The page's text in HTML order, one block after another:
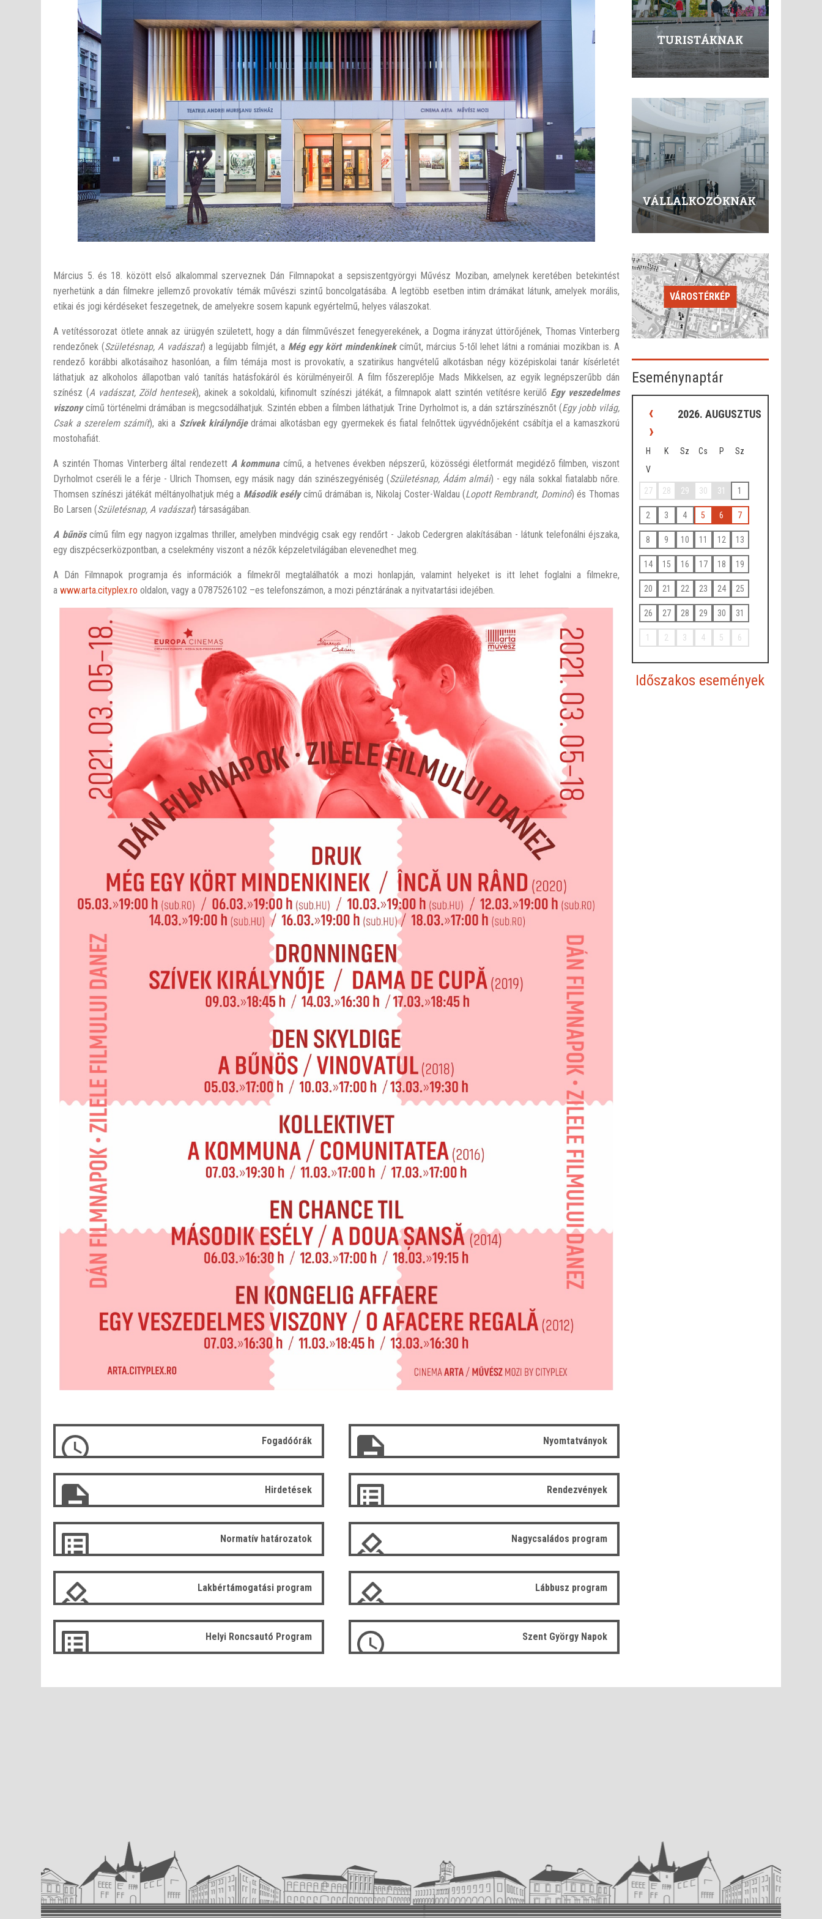
Március 5. és 18. között első alkalommal szerveznek Dán Filmnapokat a sepsiszentgyörgyi Művész Moziban, amelynek keretében betekintést
nyerhetünk a dán filmekre jellemző provokatív témák művészi szintű boncolgatásába. A legtöbb esetben intim drámákat látunk, amelyek morális,
etikai és jogi kérdéseket feszegetnek, de amelyekre sosem kapunk egyértelmű, helyes válaszokat.
A vetítéssorozat ötlete annak az ürügyén született, hogy a dán filmművészet fenegyerekének, a Dogma irányzat úttörőjének, Thomas Vinterberg
rendezőnek (Születésnap, A vadászat) a legújabb filmjét, a Még egy kört mindenkinekcíműt, március 5-től lehet látni a romániai mozikban is. A
rendező korábbi alkotásaihoz hasonlóan, a film témája most is provokatív, a szatirikus hangvételű alkotásban négy középiskolai tanár kísérletét
láthatjuk az alkoholos állapotban való tanítás hatásfokáról és körülményeiről. A film főszereplője Mads Mikkelsen, az egyik legnépszerűbb dán
színész (A vadászat, Zöld hentesek), akinek a sokoldalú, kifinomult színészi játékát, a filmnapok alatt szintén vetítésre kerülő Egy veszedelmes
viszonycímű történelmi drámában is megcsodálhatjuk. Szintén ebben a filmben láthatjuk Trine Dyrholmot is, a dán sztárszínésznőt (Egy jobb világ,
Csak a szerelem számít), aki a Szívek királynőjedrámai alkotásban egy gyermekek és fiatal felnőttek ügyvédnőjeként csábítja el a kamaszkorú
mostohafiát.
A szintén Thomas Vinterberg által rendezett A kommunacímű, a hetvenes években népszerű, közösségi életformát megidéző filmben, viszont
Dyrholmot cseréli le a férje - Ulrich Thomsen, egy másik nagy dán szinészegyéniség (Születésnap, Ádám almái) - egy nála sokkal fiatalabb nőre.
Thomsen színészi játékát méltányolhatjuk még a Második esélycímű drámában is, Nikolaj Coster-Waldau (Lopott Rembrandt, Dominó) és Thomas
Bo Larsen (Születésnap, A vadászat) társaságában.
A bűnöscímű film egy nagyon izgalmas thriller, amelyben mindvégig csak egy rendőrt - Jakob Cedergren alakításában - látunk telefonálni éjszaka,
egy diszpécserközpontban, a cselekmény viszont a nézők képzeletvilágában elevenedhet meg.
A Dán Filmnapok programja és információk a filmekről megtalálhatók a mozi honlapján, valamint helyeket is itt lehet foglalni a filmekre,
awww.arta.cityplex.ro oldalon, vagy a 0787526102 –es telefonszámon, a mozi pénztárának a nyitvatartási idejében.
Fogadóórák Nyomtatványok
Hirdetések Rendezvények
Normatív határozatok Nagycsaládos program
Lakbértámogatási program Lábbusz program
Helyi Roncsautó Program Szent György Napok
VÁROSTÉRKÉP
Eseménynaptár
‹ 2026. AUGUSZTUS
›
H K Sz Cs P
Sz
V
27 28 29 30 31 1
2 3 4 5 6 7
8 9 10 11 12 13
14 15 16 17 18 19
20 21 22 23 24 25
26 27 28 29 30 31
1 2 3 4 5 6
Időszakos események